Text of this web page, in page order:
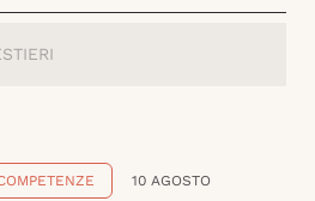
10 AGOSTO